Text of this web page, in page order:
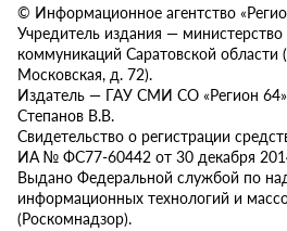
© Информационное агентство
Учредитель издания —
коммуникаций Саратовской области
Московская, д. 72).
Издатель — ГАУ СМИ СО «Регион
Степанов В.В.
Свидетельство о регистрации
ИА № ФС77-60442 от 30 декабря
Выдано Федеральной службой по
информационных технологий и
(Роскомнадзор).